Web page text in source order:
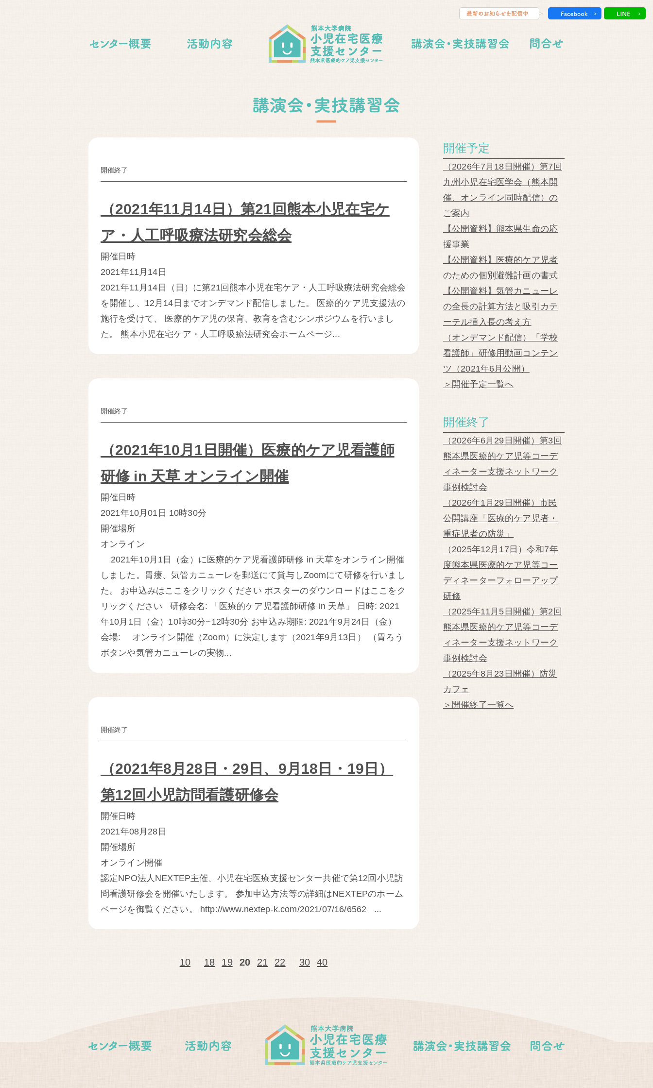
開催終了
（2021年11月14日）第21回熊本小児在宅ケ
ア・人工呼吸療法研究会総会
開催日時
2021年11月14日
2021年11月14日（日）に第21回熊本小児在宅ケア・人工呼吸療法研究会総会
を開催し、12月14日までオンデマンド配信しました。 医療的ケア児支援法の
施行を受けて、 医療的ケア児の保育、教育を含むシンポジウムを行いまし
た。 熊本小児在宅ケア・人工呼吸療法研究会ホームページ...
開催終了
（2021年10月1日開催）医療的ケア児看護師
研修 in 天草 オンライン開催
開催日時
2021年10月01日 10時30分
開催場所
オンライン
2021年10月1日（金）に医療的ケア児看護師研修 in 天草をオンライン開催
しました。胃瘻、気管カニューレを郵送にて貸与しZoomにて研修を行いまし
た。 お申込みはここをクリックください ポスターのダウンロードはここをク
リックください 研修会名: 「医療的ケア児看護師研修 in 天草」 日時: 2021
年10月1日（金）10時30分~12時30分 お申込み期限: 2021年9月24日（金）
会場: オンライン開催（Zoom）に決定します（2021年9月13日） （胃ろう
ボタンや気管カニューレの実物...
開催終了
（2021年8月28日・29日、9月18日・19日）
第12回小児訪問看護研修会
開催日時
2021年08月28日
開催場所
オンライン開催
認定NPO法人NEXTEP主催、小児在宅医療支援センター共催で第12回小児訪
問看護研修会を開催いたします。 参加申込方法等の詳細はNEXTEPのホーム
ページを御覧ください。 http://www.nextep-k.com/2021/07/16/6562 ...
10 18 19 20 21 22 30 40
開催予定
（2026年7月18日開催）第7回
九州小児在宅医学会（熊本開
催、オンライン同時配信）の
ご案内
【公開資料】熊本県生命の応
援事業
【公開資料】医療的ケア児者
のための個別避難計画の書式
【公開資料】気管カニューレ
の全長の計算方法と吸引カテ
ーテル挿入長の考え方
（オンデマンド配信）「学校
看護師」研修用動画コンテン
ツ（2021年6月公開）
＞開催予定一覧へ
開催終了
（2026年6月29日開催）第3回
熊本県医療的ケア児等コーデ
ィネーター支援ネットワーク
事例検討会
（2026年1月29日開催）市民
公開講座「医療的ケア児者・
重症児者の防災」
（2025年12月17日）令和7年
度熊本県医療的ケア児等コー
ディネーターフォローアップ
研修
（2025年11月5日開催）第2回
熊本県医療的ケア児等コーデ
ィネーター支援ネットワーク
事例検討会
（2025年8月23日開催）防災
カフェ
＞開催終了一覧へ